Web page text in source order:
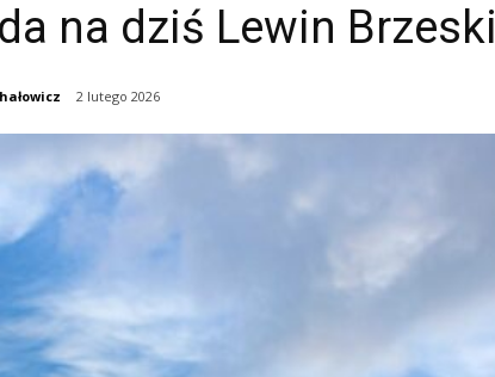
na dziś Lewin Brzeski
2 lutego 2026